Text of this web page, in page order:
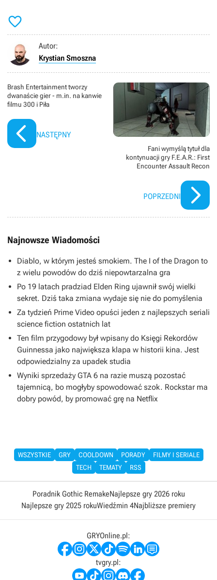

Autor:
Krystian Smoszna
Brash Entertainment tworzy
dwanaście gier - m.in. na kanwie
filmu 300 i Piła
NASTĘPNY
Fani wymyślą tytuł dla
kontynuacji gry F.E.A.R.: First
Encounter Assault Recon
POPRZEDNI
Najnowsze Wiadomości
Diablo, w którym jesteś smokiem. The I of the Dragon to
z wielu powodów do dziś niepowtarzalna gra
Po 19 latach pradziad Elden Ring ujawnił swój wielki
sekret. Dziś taka zmiana wydaje się nie do pomyślenia
Za tydzień Prime Video opuści jeden z najlepszych seriali
science fiction ostatnich lat
Ten film przygodowy był wpisany do Księgi Rekordów
Guinnessa jako największa klapa w historii kina. Jest
odpowiedzialny za upadek studia
Wyniki sprzedaży GTA 6 na razie muszą pozostać
tajemnicą, bo mogłyby spowodować szok. Rockstar ma
dobry powód, by promować grę na Netflix
WSZYSTKIE GRY COOLDOWN PORADY
FILMY I SERIALE
TECH
TEMATY RSS
Poradnik Gothic RemakeNajlepsze gry 2026 roku
Najlepsze gry 2025 rokuWiedźmin 4Najbliższe premiery
GRYOnline.pl:
tvgry.pl: